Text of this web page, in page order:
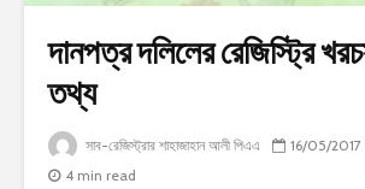
দানপত্র দলিলের রেজিস্ট্রি
তথ্য
সাব-রেজিস্ট্রার শাহাজাহান আলী পিএএ 16/05/2017
4 min read